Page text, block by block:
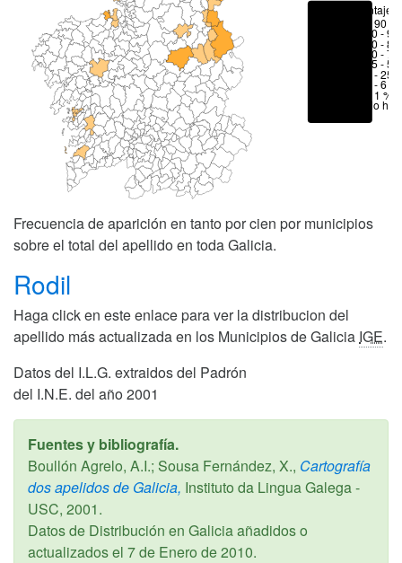
Porcentajes
> 90 %
80 -
70 -
50 -
25 -
6 - 25
1 - 6 %
< 1 %
No hay
Frecuencia de aparición en tanto por cien por municipios
sobre el total del apellido en toda Galicia.
Rodil
Haga click en este enlace para ver la distribucion del
apellido más actualizada en los Municipios de Galicia IGE.
Datos del I.L.G. extraidos del Padrón
del I.N.E. del año 2001
Fuentes y bibliografía.
Boullón Agrelo, A.I.; Sousa Fernández, X., Cartografía
dos apelidos de Galicia, Instituto da Lingua Galega -
USC, 2001.
Datos de Distribución en Galicia añadidos o
actualizados el 7 de Enero de 2010.